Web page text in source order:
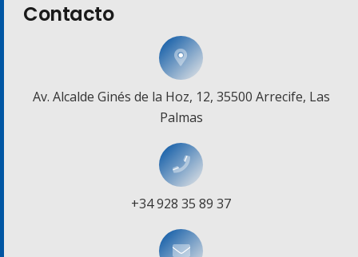
Contacto
Av. Alcalde Ginés de la Hoz, 12, 35500 Arrecife, Las
Palmas
+34 928 35 89 37